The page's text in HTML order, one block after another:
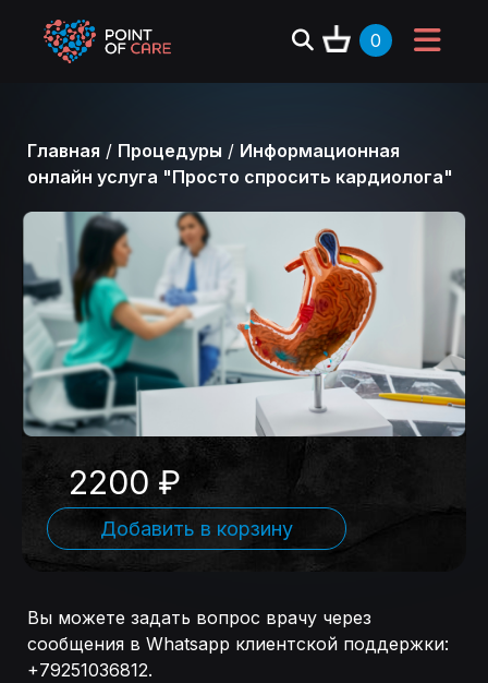
0
Главная / Процедуры / Информационная
онлайн услуга "Просто спросить кардиолога"
2200 ₽
Добавить в корзину
Вы можете задать вопрос врачу через
сообщения в Whatsapp клиентской поддержки:
+79251036812.